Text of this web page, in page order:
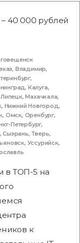
– 40 000 рублей
, Владимир,
,
, Калуга,
Липецк,Махачкала,
, Нижний Новгород,
, Омск, Оренбург,
Петербург,
,Сызрань, Тверь,
, Уссурийск,
в ТОП-5 на
к